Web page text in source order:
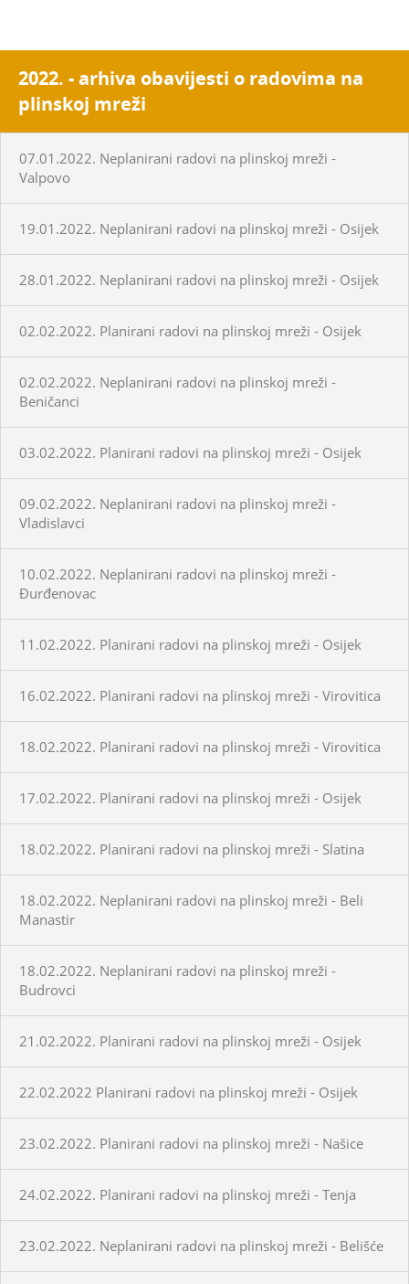
2022. - arhiva obavijesti o radovima na
plinskoj mreži
07.01.2022. Neplanirani radovi na plinskoj mreži -
Valpovo
19.01.2022. Neplanirani radovi na plinskoj mreži - Osijek
28.01.2022. Neplanirani radovi na plinskoj mreži - Osijek
02.02.2022. Planirani radovi na plinskoj mreži - Osijek
02.02.2022. Neplanirani radovi na plinskoj mreži -
Beničanci
03.02.2022. Planirani radovi na plinskoj mreži - Osijek
09.02.2022. Neplanirani radovi na plinskoj mreži -
Vladislavci
10.02.2022. Neplanirani radovi na plinskoj mreži -
Đurđenovac
11.02.2022. Planirani radovi na plinskoj mreži - Osijek
16.02.2022. Planirani radovi na plinskoj mreži - Virovitica
18.02.2022. Planirani radovi na plinskoj mreži - Virovitica
17.02.2022. Planirani radovi na plinskoj mreži - Osijek
18.02.2022. Planirani radovi na plinskoj mreži - Slatina
18.02.2022. Neplanirani radovi na plinskoj mreži - Beli
Manastir
18.02.2022. Neplanirani radovi na plinskoj mreži -
Budrovci
21.02.2022. Planirani radovi na plinskoj mreži - Osijek
22.02.2022 Planirani radovi na plinskoj mreži - Osijek
23.02.2022. Planirani radovi na plinskoj mreži - Našice
24.02.2022. Planirani radovi na plinskoj mreži - Tenja
23.02.2022. Neplanirani radovi na plinskoj mreži - Belišće